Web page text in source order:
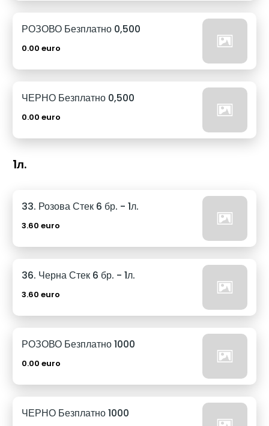
РОЗОВО Безплатно 0,500
0.00 euro
ЧЕРНО Безплатно 0,500
0.00 euro
1л.
33. Розова Стек 6 бр. - 1л.
3.60 euro
36. Черна Стек 6 бр. - 1л.
3.60 euro
РОЗОВО Безплатно 1000
0.00 euro
ЧЕРНО Безплатно 1000